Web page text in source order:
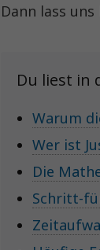
Dann lass uns
Du liest in
Warum
Wer ist
Die
Schritt-